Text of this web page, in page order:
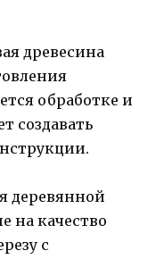
древесина
обработке и
создавать
деревянной
на качество
с